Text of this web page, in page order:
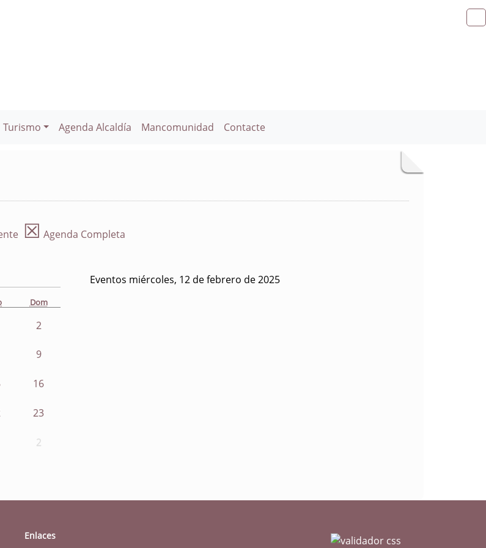
Turismo Agenda Alcaldía Mancomunidad Contacte
☒ Agenda Completa
Dom
2
9
16
23
2
Eventos miércoles, 12 de febrero de 2025
Enlaces